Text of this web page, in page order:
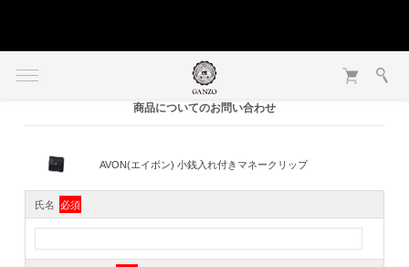
商品についてのお問い合わせ
AVON(エイボン) 小銭入れ付きマネークリップ
氏名 必須